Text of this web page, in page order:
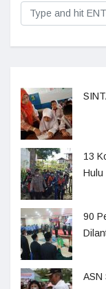
13
Hulu
90
ASN